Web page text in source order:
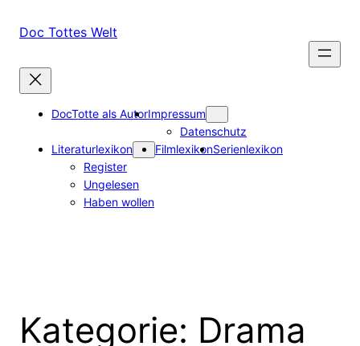
InhaltDoc Tottes Welt
DocTotte als AutorImpressum
Datenschutz
Literaturlexikon
Register
Ungelesen
Haben wollen
FilmlexikonSerienlexikon
Kategorie: Drama